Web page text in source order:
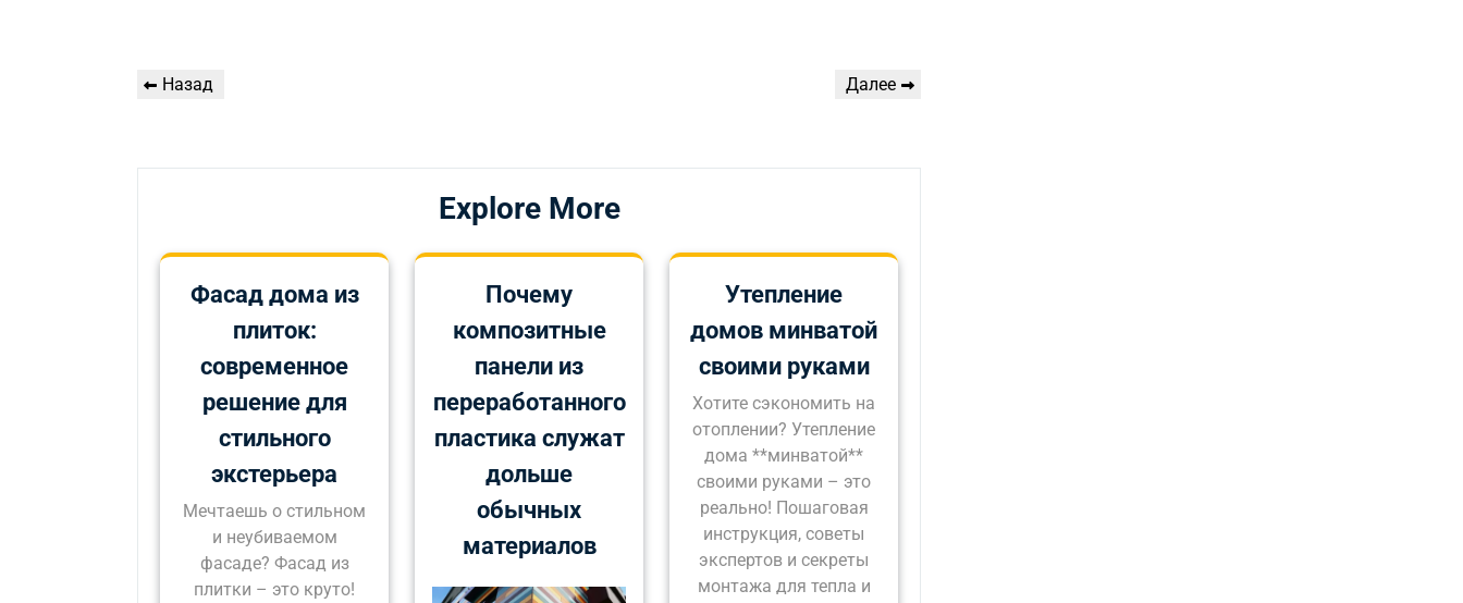
Навигация
записям
Предыдущая
Назад
Следующая
Далее
Explore More
Фасад дома из
плиток:
современное
решение для
стильного
экстерьера
Мечтаешь о стильном
и неубиваемом
фасаде? Фасад из
плитки – это круто!
Почему
композитные
панели из
переработанного
пластика служат
дольше
обычных
материалов
Утепление
домов минватой
своими руками
Хотите сэкономить на
отоплении? Утепление
дома **минватой**
своими руками – это
реально! Пошаговая
инструкция, советы
экспертов и секреты
монтажа для тепла и